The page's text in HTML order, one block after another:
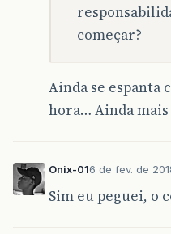
começar?
Ainda se espanta
hora… Ainda mais
Onix-016 de fev. de
Sim eu peguei, o